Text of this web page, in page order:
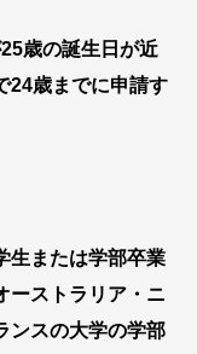
歳の誕生日が近
24歳までに申請す
生または学部卒業
ーストラリア・ニ
ンスの大学の学部